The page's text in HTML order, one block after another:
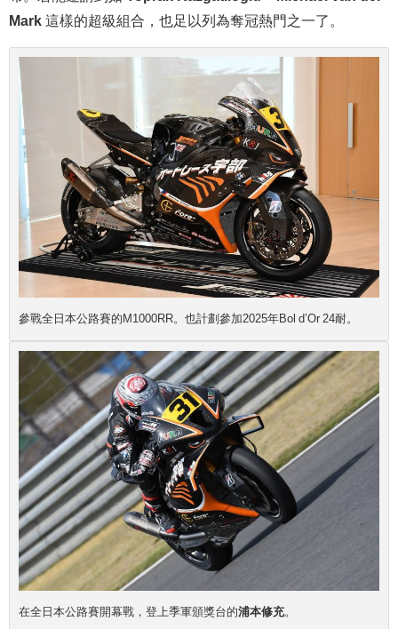
Mark 這樣的超級組合，也足以列為奪冠熱門之一了。
參戰全日本公路賽的M1000RR。也計劃參加2025年Bol d’Or 24耐。
在全日本公路賽開幕戰，登上季軍頒獎台的浦本修充。